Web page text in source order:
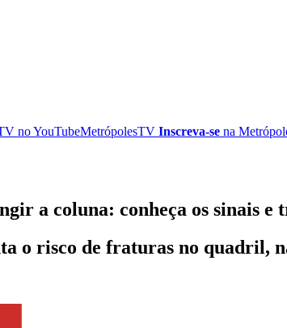
noYouTubeMetrópolesTV Inscreva-se na
a coluna: conheça os sinais e
o risco de fraturas no quadril,